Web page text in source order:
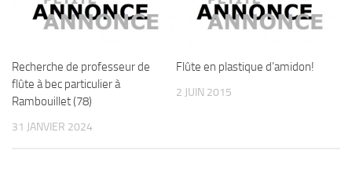
Recherche de professeur de
flûte à bec particulier à
Rambouillet (78)
31 JANVIER 2024
Flûte en plastique d’amidon!
2 JUIN 2015